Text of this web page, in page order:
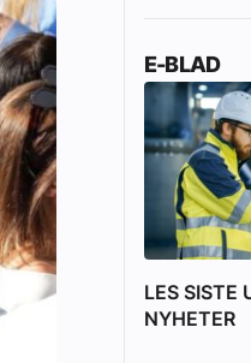
E-BLAD
LES SISTE
NYHETER